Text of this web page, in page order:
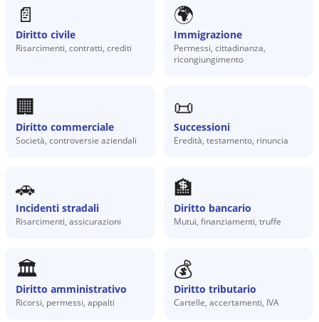
📄
Diritto civile
Risarcimenti, contratti, crediti
🌍
Immigrazione
Permessi, cittadinanza,
ricongiungimento
🏢
Diritto commerciale
Società, controversie aziendali
📜
Successioni
Eredità, testamento, rinuncia
🚗
Incidenti stradali
Risarcimenti, assicurazioni
🏦
Diritto bancario
Mutui, finanziamenti, truffe
🏛️
Diritto amministrativo
Ricorsi, permessi, appalti
💰
Diritto tributario
Cartelle, accertamenti, IVA